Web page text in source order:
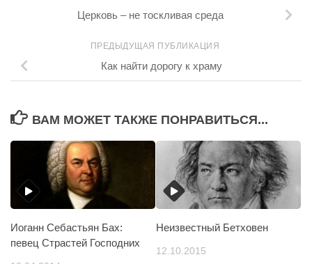
Церковь – не тоскливая среда
ПРЕДЫДУЩАЯ ПУБЛИКАЦИЯ
Как найти дорогу к храму
ВАМ МОЖЕТ ТАКЖЕ ПОНРАВИТЬСЯ...
Иоганн Себастьян Бах:
певец Страстей Господних
Неизвестный Бетховен
12.10.2015